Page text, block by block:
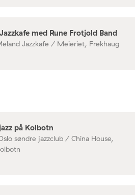
med Rune Frotjold Band
Jazzkafe / Meieriet, Frekhaug
på Kolbotn
søndre jazzclub / China House,